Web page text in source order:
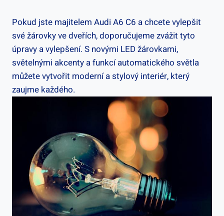
Pokud jste majitelem Audi A6 C6 a chcete vylepšit
své žárovky ve dveřích, doporučujeme zvážit tyto
úpravy a vylepšení. S novými LED žárovkami,
světelnými akcenty a funkcí automatického světla
můžete vytvořit moderní a stylový interiér, který
zaujme každého.